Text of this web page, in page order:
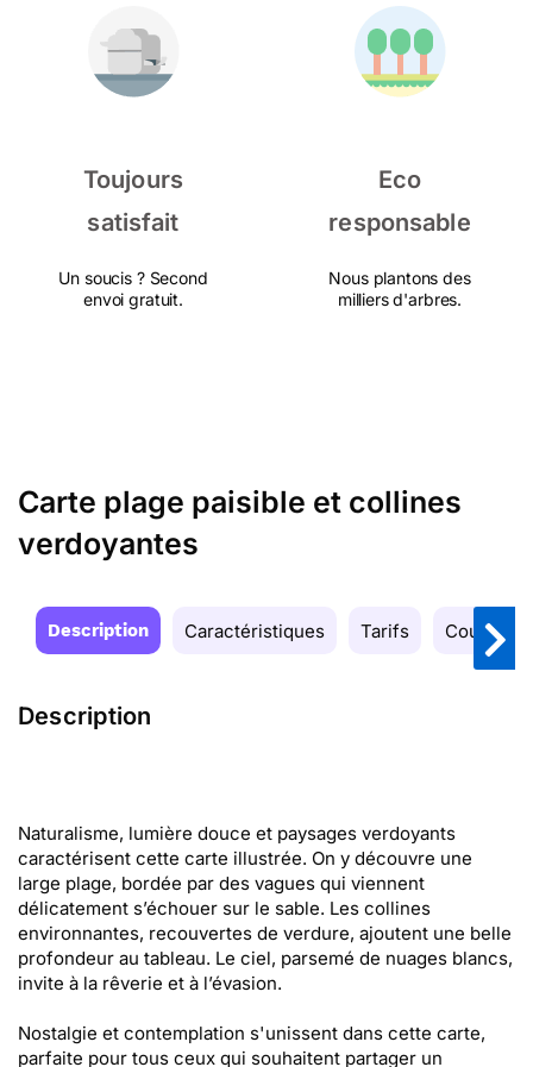
Toujours
satisfait
Un soucis ? Second
envoi gratuit.
Eco
responsable
Nous plantons des
milliers d'arbres.
Carte plage paisible et collines
verdoyantes
Description Caractéristiques Tarifs Couleurs
Description
Naturalisme, lumière douce et paysages verdoyants
caractérisent cette carte illustrée. On y découvre une
large plage, bordée par des vagues qui viennent
délicatement s’échouer sur le sable. Les collines
environnantes, recouvertes de verdure, ajoutent une belle
profondeur au tableau. Le ciel, parsemé de nuages blancs,
invite à la rêverie et à l’évasion.
Nostalgie et contemplation s'unissent dans cette carte,
parfaite pour tous ceux qui souhaitent partager un